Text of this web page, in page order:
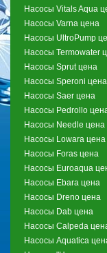
Насосы Vitals Aqua
Насосы Varna цена
Насосы UltroPump
Насосы Termowater
Насосы Sprut цена
Насосы Speroni цена
Насосы Saer цена
Насосы Pedrollo
Насосы Needle цена
Насосы Lowara цена
Насосы Foras цена
Насосы Euroaqua
Насосы Ebara цена
Насосы Dreno цена
Насосы Dab цена
Насосы Calpeda
Насосы Aquatica